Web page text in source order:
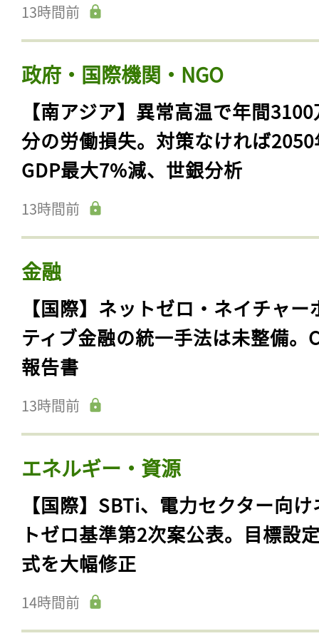
13時間前
政府・国際機関・NGO
【南アジア】異常高温で年間
分の労働損失。対策なければ
GDP最大7%減、世銀分析
13時間前
金融
【国際】ネットゼロ・ネイチャー
ティブ金融の統一手法は未整備。
報告書
13時間前
エネルギー・資源
【国際】SBTi、電力セクター向
トゼロ基準第2次案公表。目標設
式を大幅修正
14時間前